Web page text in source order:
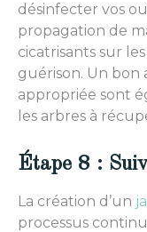
désinfecter vos
propagation de
cicatrisants sur
guérison. Un bon
appropriée sont
les arbres à
Étape 8 :
La création d’un
processus